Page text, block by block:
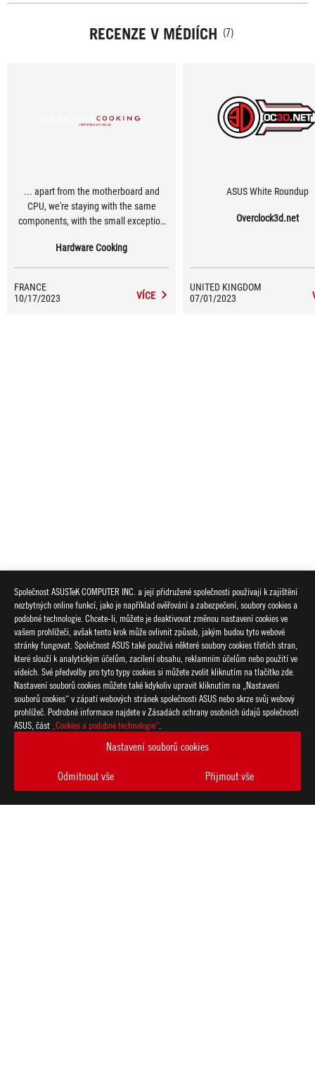
Společnost ASUSTeK COMPUTER INC. a její přidružené společnosti používají k zajištění
nezbytných online funkcí, jako je například ověřování a zabezpečení, soubory cookies a
podobné technologie. Chcete-li, můžete je deaktivovat změnou nastavení cookies ve
vašem prohlížeči, avšak tento krok může ovlivnit způsob, jakým budou tyto webové
stránky fungovat. Společnost ASUS také používá některé soubory cookies třetích stran,
které slouží k analytickým účelům, zacílení obsahu, reklamním účelům nebo použití ve
videích. Své předvolby pro tyto typy cookies si můžete zvolit kliknutím na tlačítko zde.
Nastavení souborů cookies můžete také kdykoliv upravit kliknutím na „Nastavení
souborů cookies“ v zápatí webových stránek společnosti ASUS nebo skrze svůj webový
prohlížeč. Podrobné informace najdete v Zásadách ochrany osobních údajů společnosti
ASUS, část „Cookies a podobné technologie“
Nastavení souborů cookies
Odmítnout vše Přijmout vše
RECENZE V MÉDIÍCH (7)
... apart from the motherboard and
CPU, we're staying with the same
components, with the small exception
to a Ryujin III 360 for this 14th
generation of Intel CPUs.
Hardware Cooking
FRANCE
10/17/2023
VÍCE
ASUS White Roundup
Overclock3d.net
UNITED KINGDOM
07/01/2023